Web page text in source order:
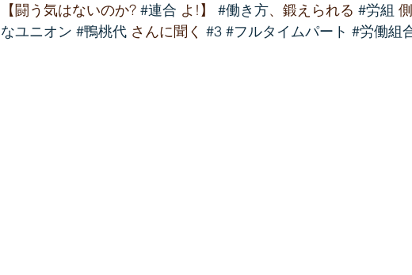
【闘う気はないのか? #連合 よ!】 #働き方、鍛えられる #労組 側
なユニオン #鴨桃代 さんに聞く #3 #フルタイムパート #労働組